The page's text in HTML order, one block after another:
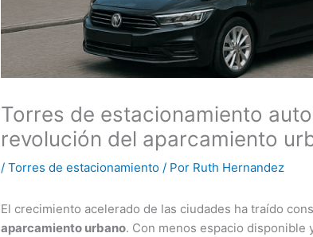
Torres de estacionamiento
revolución del aparcamiento
/Torres de estacionamiento / Por Ruth Hernandez
El crecimiento acelerado de las ciudades ha traído
aparcamiento urbano. Con menos espacio disponible